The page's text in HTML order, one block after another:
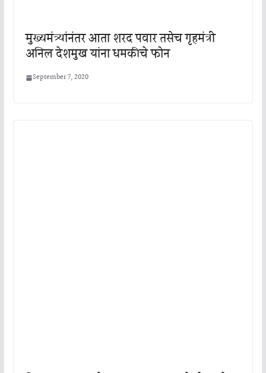
मुख्यमंत्र्यांनंतर आता शरद पवार तसेच गृहमंत्री
अनिल देशमुख यांना धमकीचे फोन
September 7, 2020